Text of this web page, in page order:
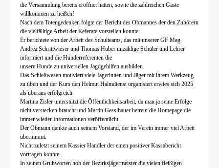
die Versammlung bereits eröffnet hatten, sowie die zahlreichen Gäste
willkommen zu heißen!
Nach dem Totengedenken folgte der Bericht des Obmannes der den Zuhörern
die vielfälltige Arbeit der Referate vorstellen konnte.
Er berichtete von der Arbeit des Schulteams, das mit unserer GF Mag.
Andrea Schrittwieser und Thomas Huber unzählige Schüler und Lehrer
informiert und die Hunderreferenten die
unsere Hunde zu universellen Jagdgehilfen ausbilden.
Das Schießwesen motiviert viele Jägerinnen und Jäger mit ihrem Werkzeug
zu üben und der Kurs den Helmut Halmdienst organisiert erwies sich 2025
als überaus erfolgreich.
Martina Zisler unterstützt die Öffentlichkeitsarbeit, da man ja seine Erfolge
nicht verstecken braucht und Martin Gesslbauer betreut die Homepage die
immer wieder Informationen veröffentlicht.
Der Obmann dankte auch seinem Vorstand, der im Verein immer viel Arbeit
übernimmt.
Nicht zuletzt seinem Kassier Handler der einen positiver Kassabericht
vortragen konnte.
In seinen Grußworten hob der Bezirksjägermeister die vielen fleißigen